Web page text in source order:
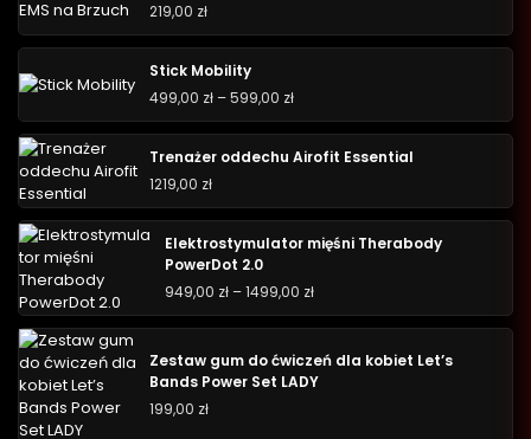
219,00 zł
Stick Mobility
499,00 zł –599,00 zł
Trenażer oddechu Airofit Essential
1219,00 zł
Elektrostymulator mięśni Therabody
PowerDot 2.0
949,00 zł –1499,00 zł
Zestaw gum do ćwiczeń dla kobiet Let’s
Bands Power Set LADY
199,00 zł